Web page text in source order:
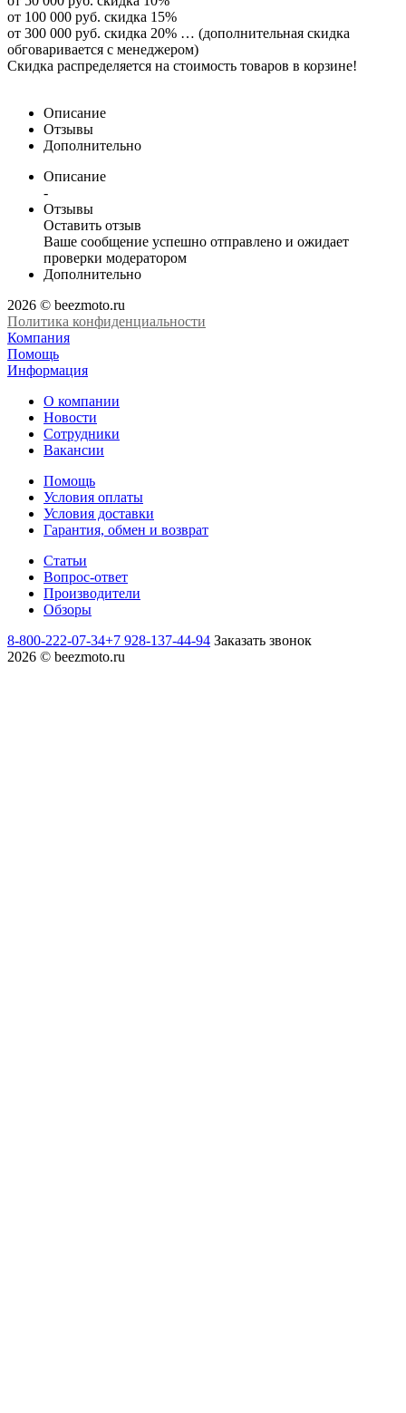
от 100 000 руб. скидка 15%
от 300 000 руб. скидка 20% … (дополнительная скидка
обговаривается с менеджером)
Скидка распределяется на стоимость товаров в корзине!
Описание
Отзывы
Дополнительно
Описание
-
Отзывы
Оставить отзыв
Ваше сообщение успешно отправлено и ожидает
проверки модератором
Дополнительно
2026 © beezmoto.ru
Политика конфиденциальности
Компания
Помощь
Информация
О компании
Новости
Сотрудники
Вакансии
Помощь
Условия оплаты
Условия доставки
Гарантия, обмен и возврат
Статьи
Вопрос-ответ
Производители
Обзоры
8-800-222-07-34+7 928-137-44-94 Заказать звонок
2026 © beezmoto.ru